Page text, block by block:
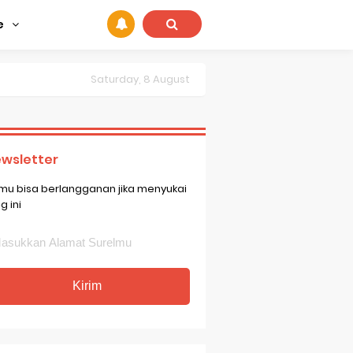
Saturday, 8 August
bisa berlangganan jika menyukai
ini